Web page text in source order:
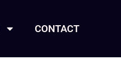
CONTACT